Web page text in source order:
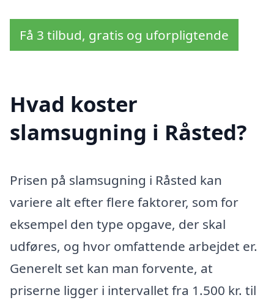
Få 3 tilbud, gratis og uforpligtende
Hvad koster
slamsugning i Råsted?
Prisen på slamsugning i Råsted kan
variere alt efter flere faktorer, som for
eksempel den type opgave, der skal
udføres, og hvor omfattende arbejdet er.
Generelt set kan man forvente, at
priserne ligger i intervallet fra 1.500 kr. til